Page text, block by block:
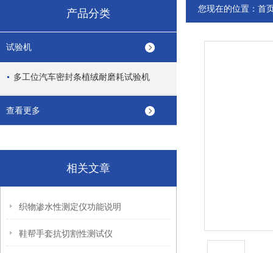
产品分类
试验机
多工位汽车密封条植绒耐磨耗试验机
查看更多
相关文章
织物渗水性测定仪功能说明
鞋帮手套抗切割性测试仪
您现在的位置： 首